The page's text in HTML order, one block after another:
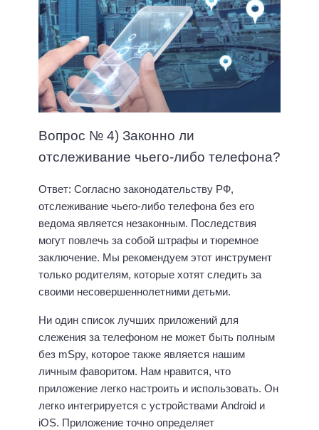
Вопрос № 4) Законно ли
отслеживание чьего-либо телефона?
Ответ: Согласно законодательству РФ,
отслеживание чьего-либо телефона без его
ведома является незаконным. Последствия
могут повлечь за собой штрафы и тюремное
заключение. Мы рекомендуем этот инструмент
только родителям, которые хотят следить за
своими несовершеннолетними детьми.
Ни один список лучших приложений для
слежения за телефоном не может быть полным
без mSpy, которое также является нашим
личным фаворитом. Нам нравится, что
приложение легко настроить и использовать. Он
легко интегрируется с устройствами Android и
iOS. Приложение точно определяет